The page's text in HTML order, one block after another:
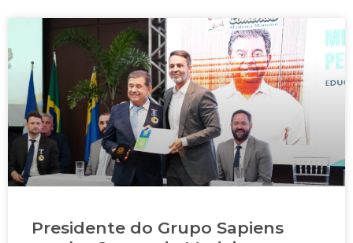
Presidente do Grupo Sapiens